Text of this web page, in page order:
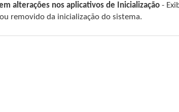
alterações nos aplicativos de Inicialização -
removido da inicialização do sistema.